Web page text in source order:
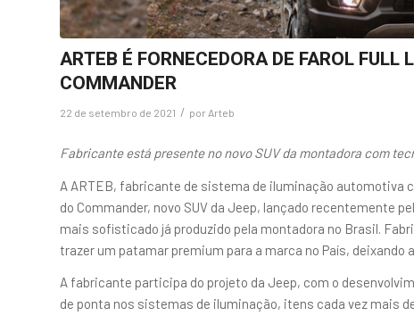
ARTEB É FORNECEDORA DE FAROL FULL
COMMANDER
22 de setembro de 2021 / por Arteb
Fabricante está presente no novo SUV da montadora com
A ARTEB, fabricante de sistema de iluminação automotiva
do Commander, novo SUV da Jeep, lançado recentemente
mais sofisticado já produzido pela montadora no Brasil.
trazer um patamar premium para a marca no País, deixando
A fabricante participa do projeto da Jeep, com o
de ponta nos sistemas de iluminação, itens cada vez mais